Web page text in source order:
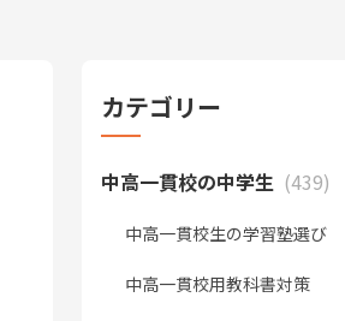
カテゴリー
中高一貫校の中学生 (439)
中高一貫校生の学習塾選び
中高一貫校用教科書対策